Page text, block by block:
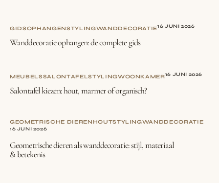
GIDSOPHANGENSTYLINGWANDDECORATIE16 JUNI 2026
Wanddecoratie ophangen: de complete gids
MEUBELSSALONTAFELSTYLINGWOONKAMER16 JUNI 2026
Salontafel kiezen: hout, marmer of organisch?
GEOMETRISCHE DIERENHOUTSTYLINGWANDDECORATIE
16 JUNI 2026
Geometrische dieren als wanddecoratie: stijl, materiaal
& betekenis